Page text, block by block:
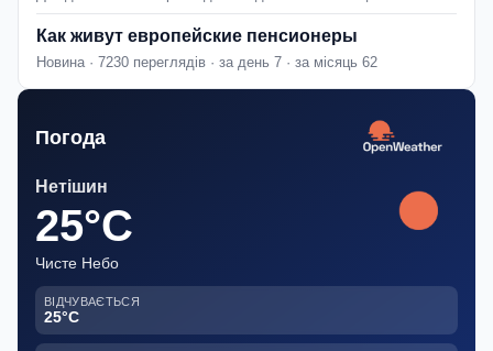
Как живут европейские пенсионеры
Новина · 7230 переглядів · за день 7 · за місяць 62
Погода
Нетішин
25°C
Чисте Небо
ВІДЧУВАЄТЬСЯ
25°C